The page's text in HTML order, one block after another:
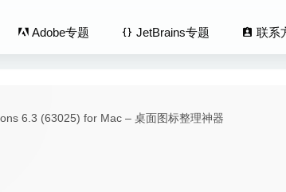
Adobe专题 JetBrains专题 联系